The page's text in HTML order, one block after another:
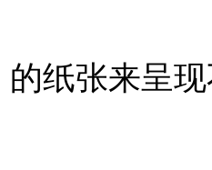
的纸张来呈现